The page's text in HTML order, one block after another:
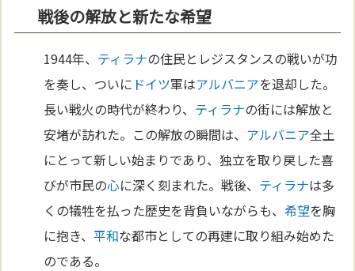
戦後の解放と新たな希望
1944年、 ティラナの住民とレジスタンスの戦いが功
を奏し、ついに ドイツ軍はアルバニアを退却した。
長い戦火の時代が終わり、 ティラナの街には解放と
安堵が訪れた。この解放の瞬間は、 アルバニア全土
にとって新しい始まりであり、独立を取り戻した喜
びが市民の心に深く刻まれた。戦後、 ティラナは多
くの犠牲を払った歴史を背負いながらも、希望を胸
に抱き、平和な都市としての再建に取り組み始めた
のである。